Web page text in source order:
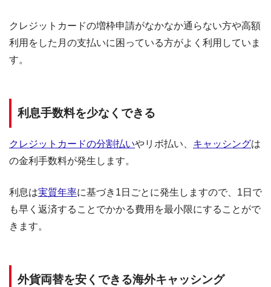
クレジットカードの増枠申請がなかなか通らない方や高額
利用をした月の支払いに困っている方がよく利用していま
す。
利息手数料を少なくできる
クレジットカードの分割払いやリボ払い、 キャッシングは
の金利手数料が発生します。
利息は実質年率に基づき1日ごとに発生しますので、1日で
も早く返済することでかかる費用を最小限にすることがで
きます。
外貨両替を安くできる海外キャッシング